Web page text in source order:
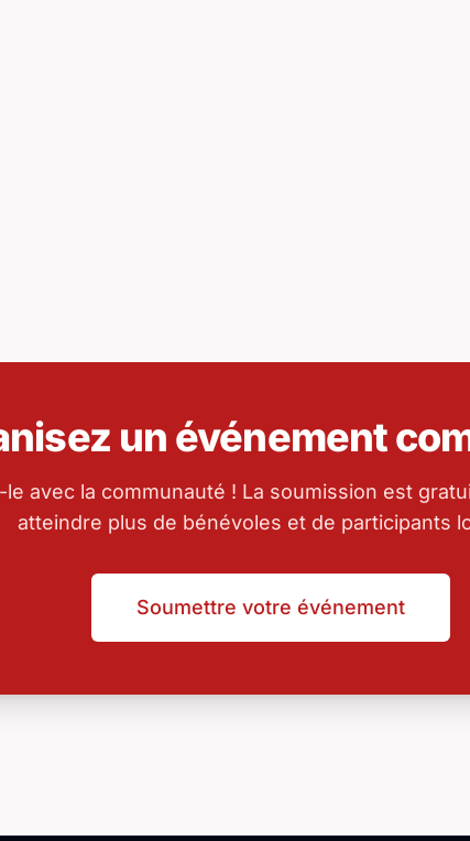
un événement
le avec la communauté ! La soumission est
atteindre plus de bénévoles et de participants
Soumettre votre événement